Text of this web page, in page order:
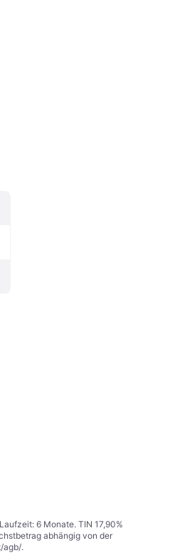
6 Monate. TIN 17,90%
abhängig von der
agb/.